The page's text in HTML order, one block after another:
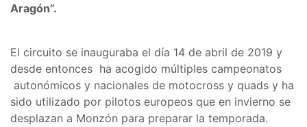
Aragón”.
El circuito se inauguraba el día 14 de abril de 2019 y
desde entonces ha acogido múltiples campeonatos
autonómicos y nacionales de motocross y quads y ha
sido utilizado por pilotos europeos que en invierno se
desplazan a Monzón para preparar la temporada.